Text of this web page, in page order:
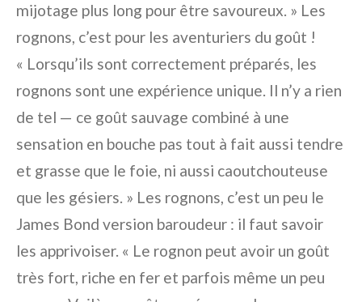
mijotage plus long pour être savoureux. » Les
rognons, c’est pour les aventuriers du goût !
« Lorsqu’ils sont correctement préparés, les
rognons sont une expérience unique. Il n’y a rien
de tel — ce goût sauvage combiné à une
sensation en bouche pas tout à fait aussi tendre
et grasse que le foie, ni aussi caoutchouteuse
que les gésiers. » Les rognons, c’est un peu le
James Bond version baroudeur : il faut savoir
les apprivoiser. « Le rognon peut avoir un goût
très fort, riche en fer et parfois même un peu